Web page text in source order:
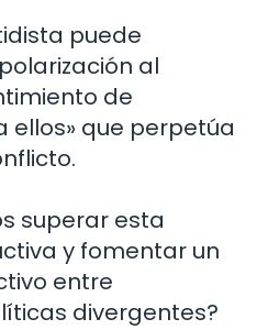
puede
al
de
ellos» que perpetúa
superar esta
y fomentar un
entre
divergentes?